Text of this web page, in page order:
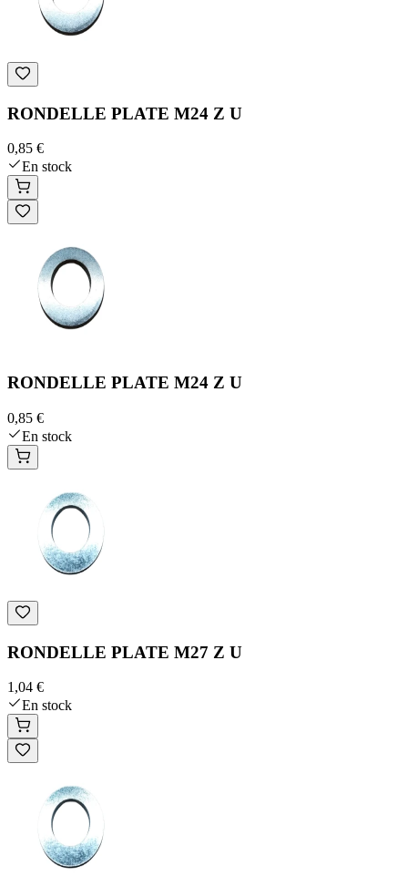
RONDELLE PLATE M24 Z U
0,85 €
En stock
RONDELLE PLATE M24 Z U
0,85 €
En stock
RONDELLE PLATE M27 Z U
1,04 €
En stock